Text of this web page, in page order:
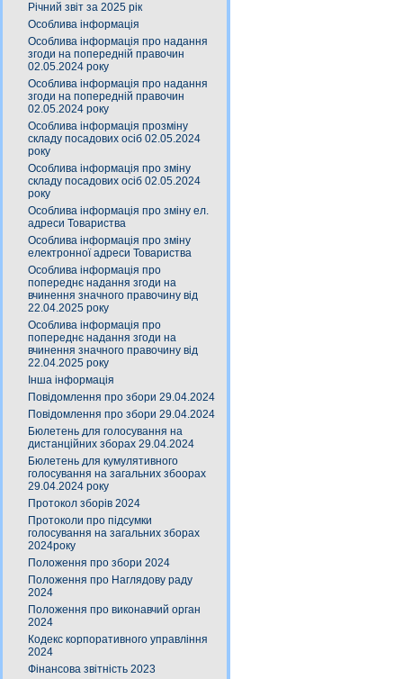
Річний звіт за 2025 рік
Особлива інформація
Особлива інформація про надання
згоди на попередній правочин
02.05.2024 року
Особлива інформація про надання
згоди на попередній правочин
02.05.2024 року
Особлива інформація прозміну
складу посадових осіб 02.05.2024
року
Особлива інформація про зміну
складу посадових осіб 02.05.2024
року
Особлива інформація про зміну ел.
адреси Товариства
Особлива інформація про зміну
електронної адреси Товариства
Особлива інформація про
попереднє надання згоди на
вчинення значного правочину від
22.04.2025 року
Особлива інформація про
попереднє надання згоди на
вчинення значного правочину від
22.04.2025 року
Інша інформація
Повідомлення про збори 29.04.2024
Повідомлення про збори 29.04.2024
Бюлетень для голосування на
дистанційних зборах 29.04.2024
Бюлетень для кумулятивного
голосування на загальних збоорах
29.04.2024 року
Протокол зборів 2024
Протоколи про підсумки
голосування на загальних зборах
2024року
Положення про збори 2024
Положення про Наглядову раду
2024
Положення про виконавчий орган
2024
Кодекс корпоративного управління
2024
Фінансова звітність 2023